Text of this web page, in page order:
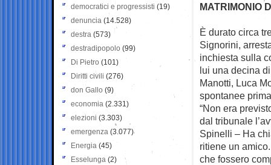
MATRIMONIO
È durato circa
Signorini,
inchiesta sulla
lui una decina
Manotti, Luca
spontanee
“Non era
dal tribunale
Spinelli – Ha
ritiene un
che fossero
democratici e progressisti (19)
denuncia (14.528)
destra (573)
destradipopolo (99)
Di Pietro (101)
Diritti civili (276)
don Gallo (9)
economia (2.331)
elezioni (3.303)
emergenza (3.077)
Energia (45)
Esselunga (2)